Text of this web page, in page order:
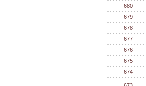
680
679
678
677
676
675
674